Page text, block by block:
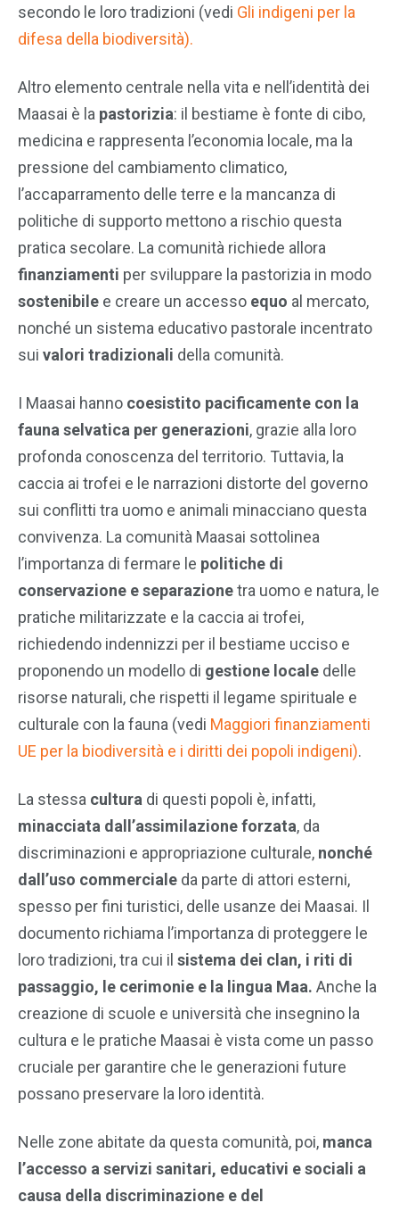
secondo le loro tradizioni (vedi Gli indigeni per la
difesa della biodiversità).
Altro elemento centrale nella vita e nell’identità dei
Maasai è la pastorizia: il bestiame è fonte di cibo,
medicina e rappresenta l’economia locale, ma la
pressione del cambiamento climatico,
l’accaparramento delle terre e la mancanza di
politiche di supporto mettono a rischio questa
pratica secolare. La comunità richiede allora
finanziamenti per sviluppare la pastorizia in modo
sostenibile e creare un accesso equo al mercato,
nonché un sistema educativo pastorale incentrato
sui valori tradizionali della comunità.
I Maasai hanno coesistito pacificamente con la
fauna selvatica per generazioni, grazie alla loro
profonda conoscenza del territorio. Tuttavia, la
caccia ai trofei e le narrazioni distorte del governo
sui conflitti tra uomo e animali minacciano questa
convivenza. La comunità Maasai sottolinea
l’importanza di fermare le politiche di
conservazione e separazionetra uomo e natura, le
pratiche militarizzate e la caccia ai trofei,
richiedendo indennizzi per il bestiame ucciso e
proponendo un modello di gestione locale delle
risorse naturali, che rispetti il legame spirituale e
culturale con la fauna (vedi Maggiori finanziamenti
UE per la biodiversità e i diritti dei popoli indigeni).
La stessa cultura di questi popoli è, infatti,
minacciata dall’assimilazione forzata, da
discriminazioni e appropriazione culturale, nonché
dall’uso commerciale da parte di attori esterni,
spesso per fini turistici, delle usanze dei Maasai. Il
documento richiama l’importanza di proteggere le
loro tradizioni, tra cui il sistema dei clan, i riti di
passaggio, le cerimonie e la lingua Maa. Anche la
creazione di scuole e università che insegnino la
cultura e le pratiche Maasai è vista come un passo
cruciale per garantire che le generazioni future
possano preservare la loro identità.
Nelle zone abitate da questa comunità, poi, manca
l’accesso a servizi sanitari, educativi e sociali a
causa della discriminazione e del